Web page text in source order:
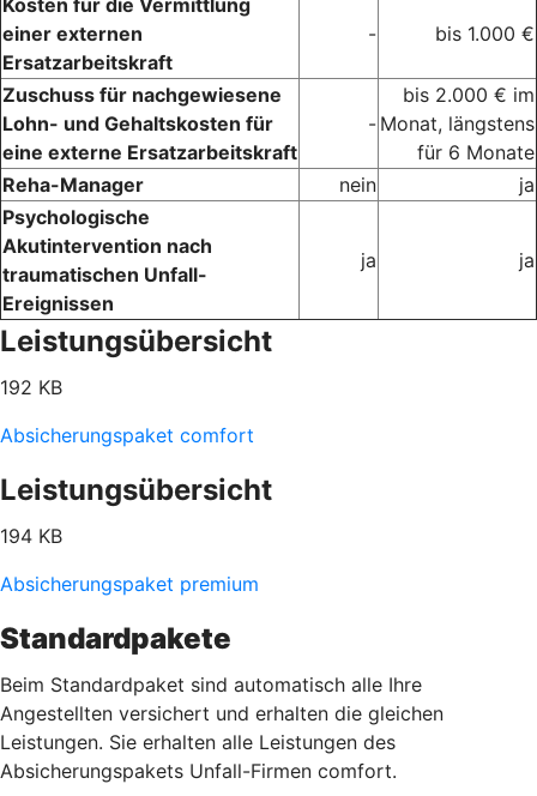
einer externen
Ersatzarbeitskraft
- bis 1.000 €
Zuschuss für nachgewiesene
Lohn- und Gehaltskosten für
eine externe Ersatzarbeitskraft
-
bis 2.000 € im
Monat, längstens
für 6 Monate
Reha-Manager
nein
ja
Psychologische
Akutintervention nach
traumatischen Unfall-
Ereignissen
ja ja
Leistungsübersicht
192 KB
Absicherungspaket comfort
Leistungsübersicht
194 KB
Absicherungspaket premium
Standardpakete
Beim Standardpaket sind automatisch alle Ihre
Angestellten versichert und erhalten die gleichen
Leistungen. Sie erhalten alle Leistungen des
Absicherungspakets Unfall-Firmen comfort.